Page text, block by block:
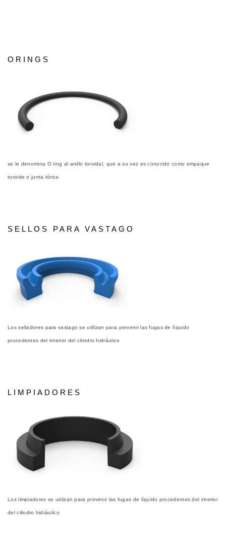
ORINGS
se le denomina O ring al anillo toroidal, que a su vez es conocido como empaque
toroide o junta tórica
SELLOS PARA VASTAGO
Los selladores para vastago se utilizan para prevenir las fugas de líquido
procedentes del interior del cilindro hidráulico
LIMPIADORES
Los limpiadores se utilizan para prevenir las fugas de líquido procedentes del interior
del cilindro hidráulico